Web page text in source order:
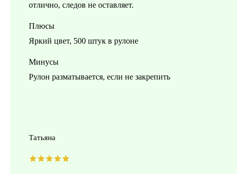
отлично, следов не оставляет.
Плюсы
Яркий цвет, 500 штук в рулоне
Минусы
Рулон разматывается, если не закрепить
Татьяна